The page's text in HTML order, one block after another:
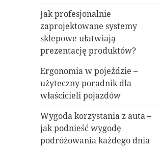
Jak profesjonalnie
zaprojektowane systemy
sklepowe ułatwiają
prezentację produktów?
Ergonomia w pojeździe –
użyteczny poradnik dla
właścicieli pojazdów
Wygoda korzystania z auta –
jak podnieść wygodę
podróżowania każdego dnia